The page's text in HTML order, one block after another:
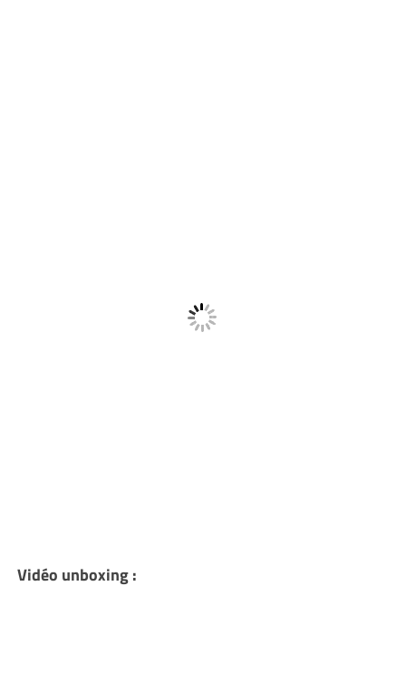
Vidéo unboxing :